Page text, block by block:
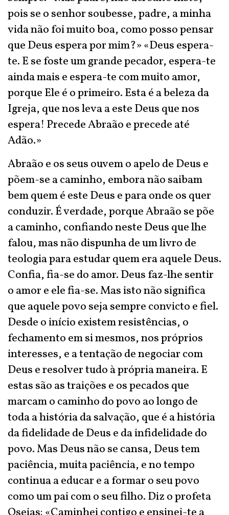
pois se o senhor soubesse, padre, a minha
vida não foi muito boa, como posso pensar
que Deus espera por mim?» «Deus espera-
te. E se foste um grande pecador, espera-te
ainda mais e espera-te com muito amor,
porque Ele é o primeiro. Esta é a beleza da
Igreja, que nos leva a este Deus que nos
espera! Precede Abraão e precede até
Adão.»
Abraão e os seus ouvem o apelo de Deus e
põem-se a caminho, embora não saibam
bem quem é este Deus e para onde os quer
conduzir. É verdade, porque Abraão se põe
a caminho, confiando neste Deus que lhe
falou, mas não dispunha de um livro de
teologia para estudar quem era aquele Deus.
Confia, fia-se do amor. Deus faz-lhe sentir
o amor e ele fia-se. Mas isto não significa
que aquele povo seja sempre convicto e fiel.
Desde o início existem resistências, o
fechamento em si mesmos, nos próprios
interesses, e a tentação de negociar com
Deus e resolver tudo à própria maneira. E
estas são as traições e os pecados que
marcam o caminho do povo ao longo de
toda a história da salvação, que é a história
da fidelidade de Deus e da infidelidade do
povo. Mas Deus não se cansa, Deus tem
paciência, muita paciência, e no tempo
continua a educar e a formar o seu povo
como um pai com o seu filho. Diz o profeta